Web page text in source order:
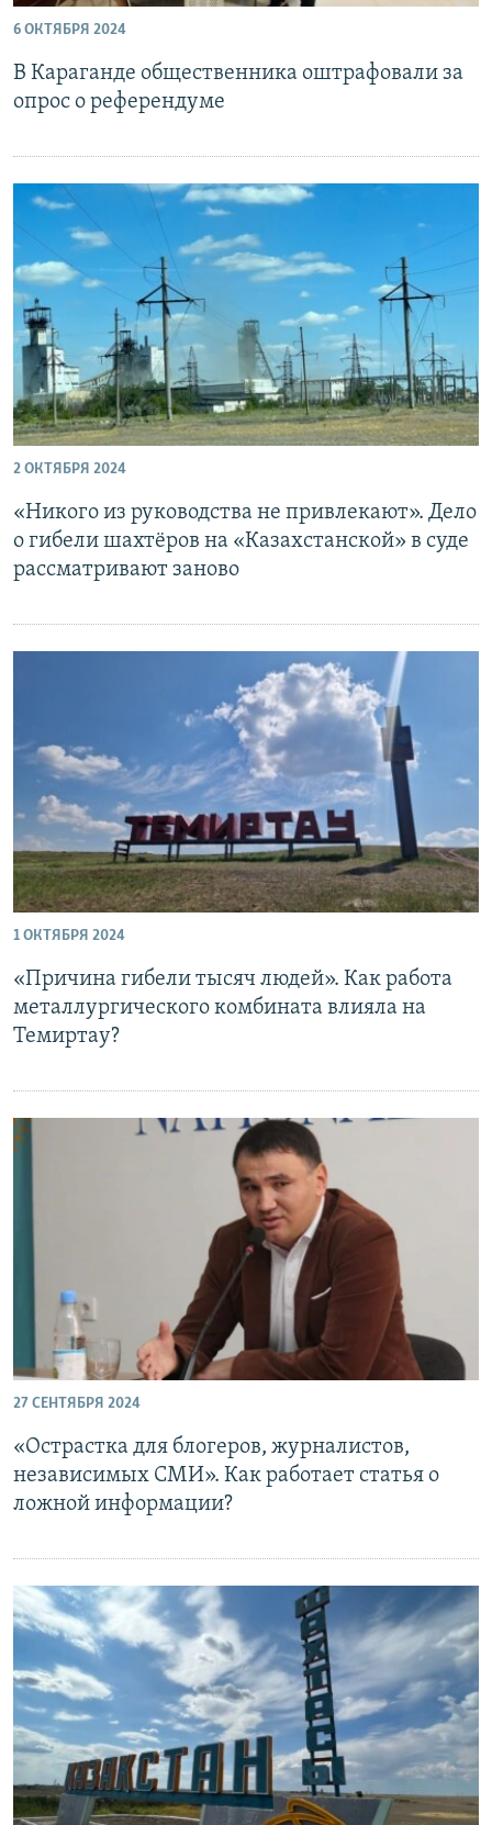
6 ОКТЯБРЯ 2024
В Караганде общественника оштрафовали за
опрос о референдуме
2 ОКТЯБРЯ 2024
«Никого из руководства не привлекают». Дело
о гибели шахтёров на «Казахстанской» в суде
рассматривают заново
1 ОКТЯБРЯ 2024
«Причина гибели тысяч людей». Как работа
металлургического комбината влияла на
Темиртау?
27 СЕНТЯБРЯ 2024
«Острастка для блогеров, журналистов,
независимых СМИ». Как работает статья о
ложной информации?